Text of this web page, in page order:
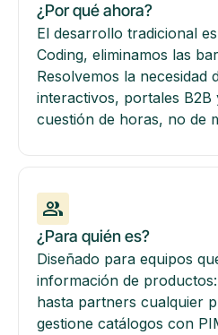
¿Por qué ahora?
El desarrollo tradicional
Coding, eliminamos las
Resolvemos la necesidad
interactivos, portales B2B
cuestión de horas, no de
¿Para quién es?
Diseñado para equipos
información de
hasta partners cualquier
gestione catálogos con